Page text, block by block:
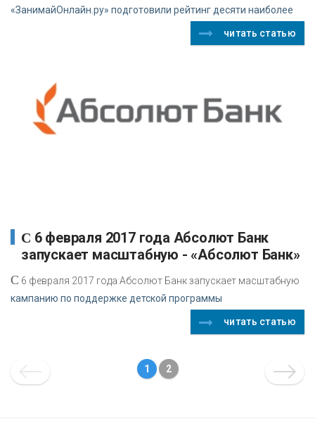
«ЗанимайОнлайн.ру» подготовили рейтинг десяти наиболее
читать статью
С 6 февраля 2017 года Абсолют Банк
запускает масштабную - «Абсолют Банк»
С 6 февраля 2017 года Абсолют Банк запускает масштабную
кампанию по поддержке детской программы
читать статью
1 2